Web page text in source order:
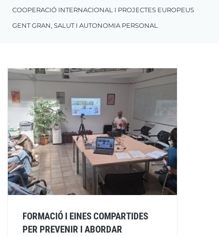
COOPERACIÓ INTERNACIONAL I PROJECTES EUROPEUS
GENT GRAN, SALUT I AUTONOMIA PERSONAL
FORMACIÓ I EINES COMPARTIDES
PER PREVENIR I ABORDAR